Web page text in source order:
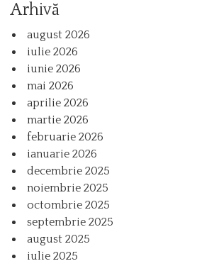
Arhivă
august 2026
iulie 2026
iunie 2026
mai 2026
aprilie 2026
martie 2026
februarie 2026
ianuarie 2026
decembrie 2025
noiembrie 2025
octombrie 2025
septembrie 2025
august 2025
iulie 2025